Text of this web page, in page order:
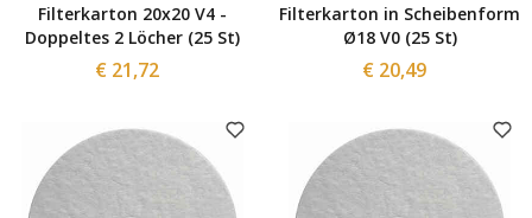
Filterkarton 20x20 V4 -
Doppeltes 2 Löcher (25 St)
€ 21,72
Filterkarton in Scheibenform
Ø18 V0 (25 St)
€ 20,49